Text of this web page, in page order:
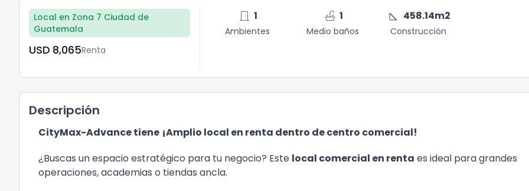
Local en Zona 7 Ciudad de
Guatemala
USD	8,065Renta
door_front 1
Ambientes
faucet 1
Medio baños
square_foot 458.14m2
Construcción
Descripción
CityMax-Advance tiene ¡Amplio local en renta dentro de centro comercial!
¿Buscas un espacio estratégico para tu negocio? Este local comercial en renta es ideal para grandes
operaciones, academias o tiendas ancla.